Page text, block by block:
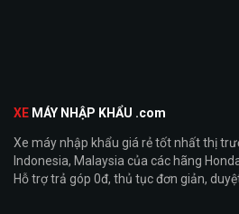
XE MÁY NHẬP KHẨU .com
Xe máy nhập khẩu giá rẻ tốt nhất thị
Indonesia, Malaysia của các hãng
Hỗ trợ trả góp 0đ, thủ tục đơn giản,